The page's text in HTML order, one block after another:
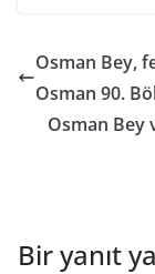
Osman Bey,
Osman 90.
Osman Bey
Bir yanıt